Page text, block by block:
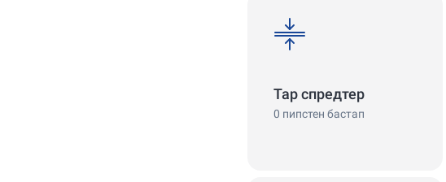
Тар спредтер
0 пипстен бастап